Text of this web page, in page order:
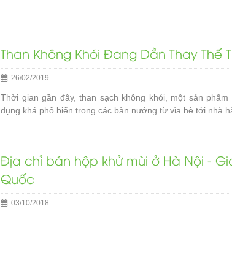
Than Không Khói Đang Dần Thay Thế
26/02/2019
Thời gian gần đây, than sạch không khói, một sản
dụng khá phổ biến trong các bàn nướng từ vỉa hè tới nhà
Địa chỉ bán hộp khử mùi ở Hà Nội -
Quốc
03/10/2018